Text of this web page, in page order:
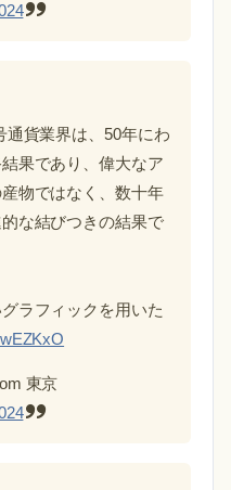
通貨業界は、50年にわ
果であり、偉大なア
物ではなく、数十年
な結びつきの結果で
ラフィックを用いた
東京